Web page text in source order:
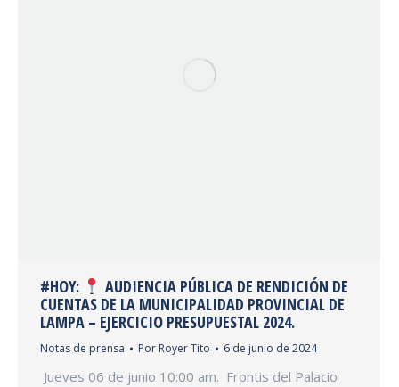
#HOY:
AUDIENCIA PÚBLICA DE RENDICIÓN DE
CUENTAS DE LA MUNICIPALIDAD PROVINCIAL DE
LAMPA – EJERCICIO PRESUPUESTAL 2024.
Notas de prensa Por Royer Tito 6 de junio de 2024
️ Jueves 06 de junio 10:00 am. ️ Frontis del Palacio